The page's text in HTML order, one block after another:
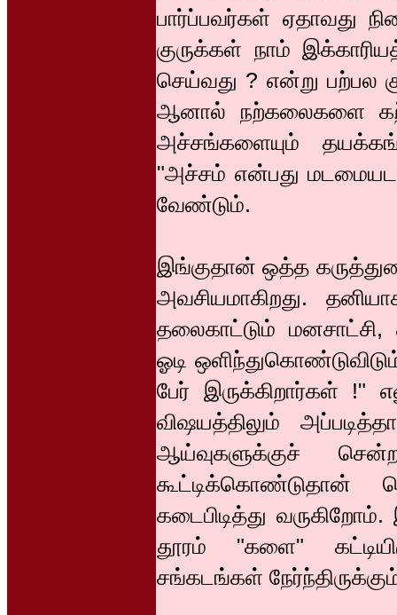
பார்ப்பவர்கள் ஏதாவது
குருக்கள் நாம்
செய்வது ? என்று பற்பல
ஆனால் நற்கலைகளை
அச்சங்களையும்
"அச்சம் என்பது மடமையடா
வேண்டும்.
இங்குதான் ஒத்த
அவசியமாகிறது.
தலைகாட்டும்
ஓடி
பேர் இருக்கிறார்கள் !"
விஷயத்திலும்
ஆய்வுகளுக்குச்
கடைபிடித்து
தூரம் "களை"
சங்கடங்கள்